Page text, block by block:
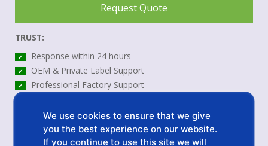
Request Quote
TRUST:
✔ Response within 24 hours
✔ OEM & Private Label Support
✔
Professional Factory Support
We use cookies to ensure that we give
you the best experience on our website.
If you continue to use this site we will